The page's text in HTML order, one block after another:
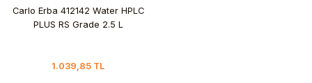
Carlo Erba 412142 Water HPLC
PLUS RS Grade 2.5 L
1.039,85 TL